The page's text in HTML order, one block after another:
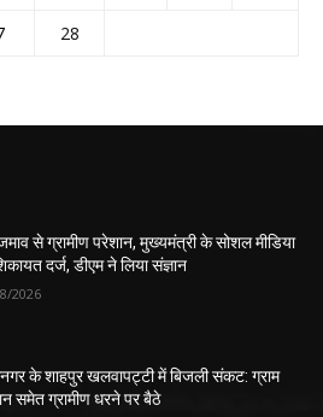
28
से ग्रामीण परेशान, मुख्यमंत्री के सोशल मीडिया
दर्ज, डीएम ने लिया संज्ञान
2026
के शाहपुर खलवापट्टी में बिजली संकट: ग्राम
समेत ग्रामीण धरने पर बैठे